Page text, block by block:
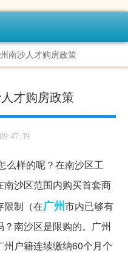
南沙人才购房政策
才购房政策
么样的呢？在南沙区工
沙区范围内购买首套商
限制（在广州市内已够有
南沙区是限购的。广州
户籍连续缴纳60个月个